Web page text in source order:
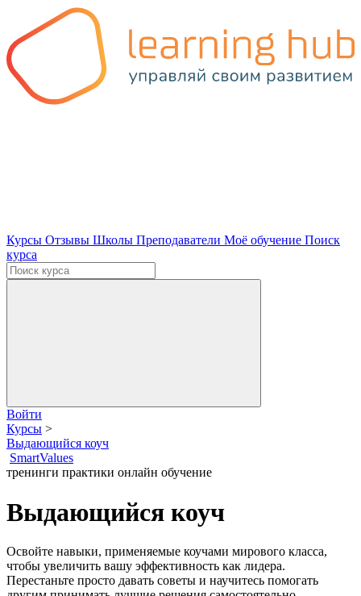
Курсы Отзывы Школы Преподаватели Моё обучение Поиск
курса
Войти
Курсы >
Выдающийся коуч
SmartValues
тренинги практики онлайн обучение
Выдающийся коуч
Освойте навыки, применяемые коучами мирового класса,
чтобы увеличить вашу эффективность как лидера.
Перестаньте просто давать советы и научитесь помогать